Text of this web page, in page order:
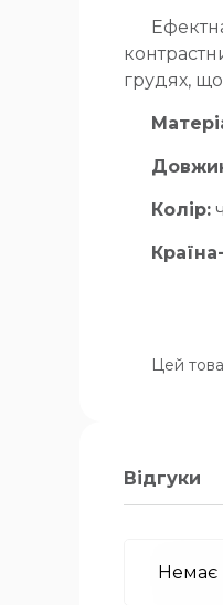
грудях, що
Колір:
Цей
Відгуки
Немає